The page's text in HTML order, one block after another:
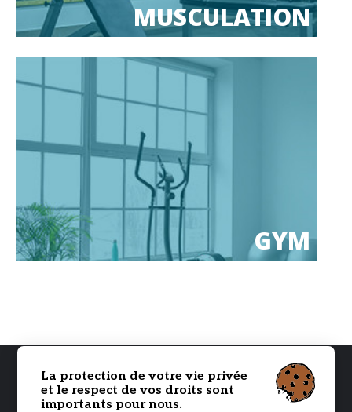
MUSCULATION
GYM
La protection de votre vie privée
et le respect de vos droits sont
importants pour nous.